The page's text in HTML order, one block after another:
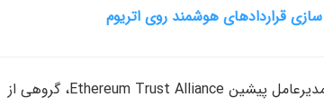
سازی قراردادهای هوشمند روی اتریوم
تام لیدلمن (Tom Lindeman)، محقق سابق مایکروسافت و مدیرعامل پیشین Ethereum Trust Alliance، گروهی از